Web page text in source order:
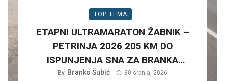
TOP TEMA
ETAPNI ULTRAMARATON ŽABNIK –
PETRINJA 2026 205 KM DO
ISPUNJENJA SNA ZA BRANKA
ŠUBIĆA…
By Branko Šubić 30 srpnja, 2026